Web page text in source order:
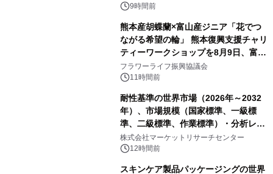
PropTech-Lab
9時間前
熊本産胡蝶蘭×富山産ジニア「花でつ
ながる希望の輪」 熊本復興支援チャリ
ティーワークショップを8月9日、富
山・射水で開催
フラワーライフ振興協議会
11時間前
耐性基準の世界市場（2026年～2032
年）、市場規模（国家標準、一級標
準、二級標準、作業標準）・分析レポ
ートを発表
株式会社マーケットリサーチセンター
12時間前
スキンケア製品パッケージングの世界